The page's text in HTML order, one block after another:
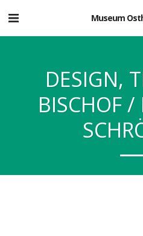
Museum
DESIGN,
BISCHOF /